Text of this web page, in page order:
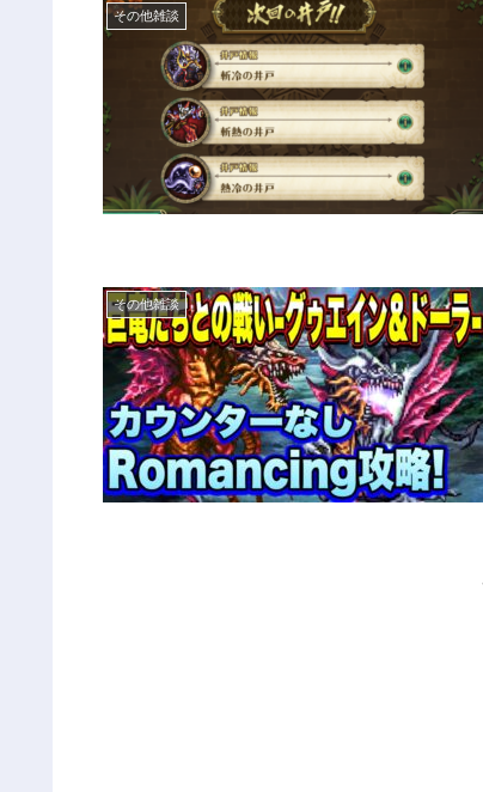
その他雑談
その他雑談